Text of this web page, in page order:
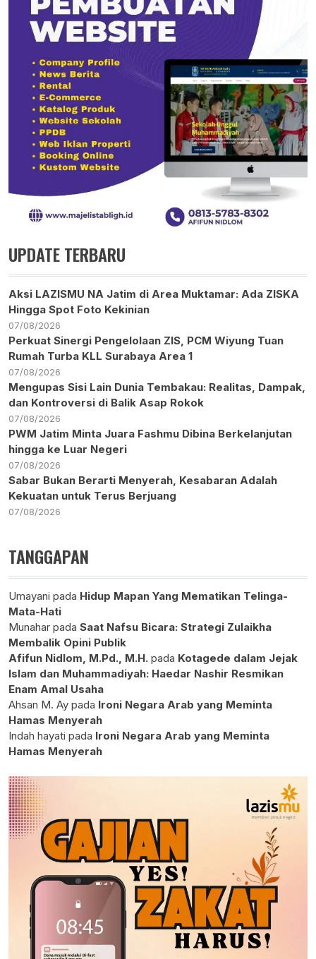
UPDATE TERBARU
Aksi LAZISMU NA Jatim di Area Muktamar: Ada ZISKA
Hingga Spot Foto Kekinian
07/08/2026
Perkuat Sinergi Pengelolaan ZIS, PCM Wiyung Tuan
Rumah Turba KLL Surabaya Area 1
07/08/2026
Mengupas Sisi Lain Dunia Tembakau: Realitas, Dampak,
dan Kontroversi di Balik Asap Rokok
07/08/2026
PWM Jatim Minta Juara Fashmu Dibina Berkelanjutan
hingga ke Luar Negeri
07/08/2026
Sabar Bukan Berarti Menyerah, Kesabaran Adalah
Kekuatan untuk Terus Berjuang
07/08/2026
TANGGAPAN
Umayani pada Hidup Mapan Yang Mematikan Telinga-
Mata-Hati
Munahar pada Saat Nafsu Bicara: Strategi Zulaikha
Membalik Opini Publik
Afifun Nidlom, M.Pd., M.H. pada Kotagede dalam Jejak
Islam dan Muhammadiyah: Haedar Nashir Resmikan
Enam Amal Usaha
Ahsan M. Ay pada Ironi Negara Arab yang Meminta
Hamas Menyerah
Indah hayati pada Ironi Negara Arab yang Meminta
Hamas Menyerah